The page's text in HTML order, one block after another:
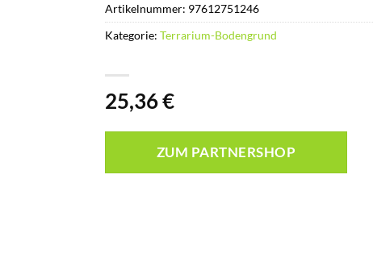
25,36€
ZUM PARTNERSHOP
Artikelnummer: 97612751246
Kategorie: Terrarium-Bodengrund